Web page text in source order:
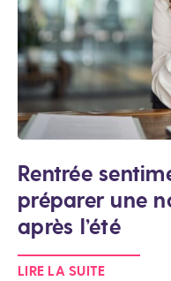
Rentrée
préparer une
après l’été
LIRE LA SUITE